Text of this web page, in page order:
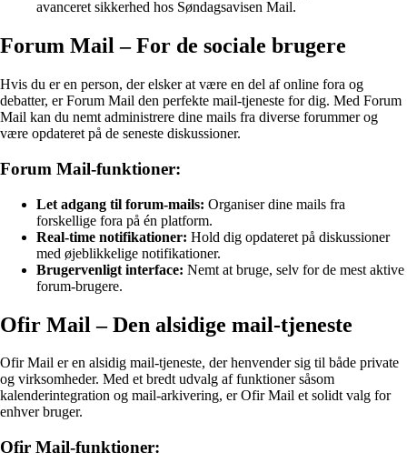
avanceret sikkerhed hos Søndagsavisen Mail.
Forum Mail – For de sociale brugere
Hvis du er en person, der elsker at være en del af online fora og
debatter, er Forum Mail den perfekte mail-tjeneste for dig. Med Forum
Mail kan du nemt administrere dine mails fra diverse forummer og
være opdateret på de seneste diskussioner.
Forum Mail-funktioner:
Let adgang til forum-mails: Organiser dine mails fra
forskellige fora på én platform.
Real-time notifikationer: Hold dig opdateret på diskussioner
med øjeblikkelige notifikationer.
Brugervenligt interface: Nemt at bruge, selv for de mest aktive
forum-brugere.
Ofir Mail – Den alsidige mail-tjeneste
Ofir Mail er en alsidig mail-tjeneste, der henvender sig til både private
og virksomheder. Med et bredt udvalg af funktioner såsom
kalenderintegration og mail-arkivering, er Ofir Mail et solidt valg for
enhver bruger.
Ofir Mail-funktioner: